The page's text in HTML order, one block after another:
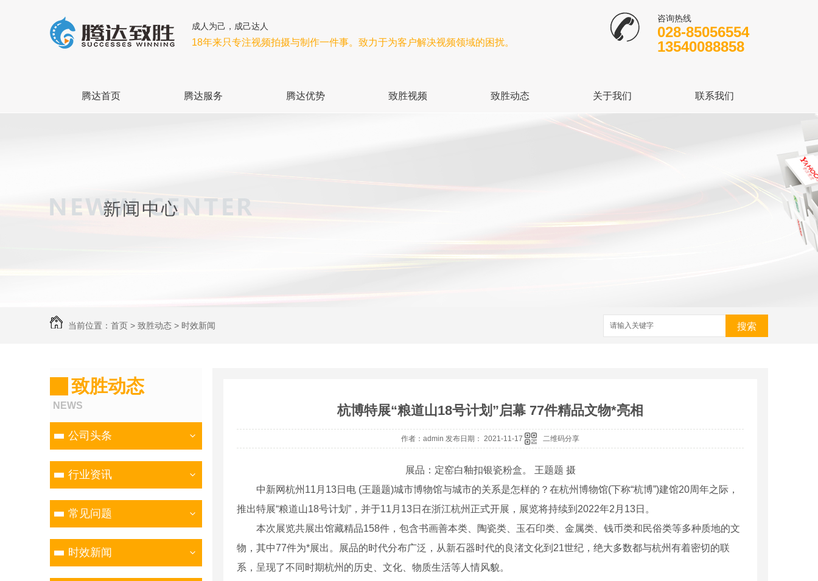
成人为己，成己达人
18年来只专注视频拍摄与制作一件事。致力于为客户解决视频领域的困扰。
咨询热线
028-85056554
13540088858
腾达首页 腾达服务 腾达优势 致胜视频 致胜动态 关于我们 联系我们
当前位置： 首页 > 致胜动态 > 时效新闻 搜索
致胜动态
NEWS
公司头条
行业资讯
常见问题
时效新闻
杭博特展“粮道山18号计划”启幕 77件精品文物*亮相
作者：admin 发布日期： 2021-11-17 二维码分享
展品：定窑白釉扣银瓷粉盒。 王题题 摄
中新网杭州11月13日电 (王题题)城市博物馆与城市的关系是怎样的？在杭州博物馆(下称“杭博”)建馆20周年之际，
推出特展“粮道山18号计划”，并于11月13日在浙江杭州正式开展，展览将持续到2022年2月13日。
本次展览共展出馆藏精品158件，包含书画善本类、陶瓷类、玉石印类、金属类、钱币类和民俗类等多种质地的文
物，其中77件为*展出。展品的时代分布广泛，从新石器时代的良渚文化到21世纪，绝大多数都与杭州有着密切的联
系，呈现了不同时期杭州的历史、文化、物质生活等人情风貌。